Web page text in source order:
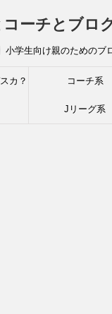
ーチとブロ
小学生向け親のための
カ？ コーチ系
Jリーグ系